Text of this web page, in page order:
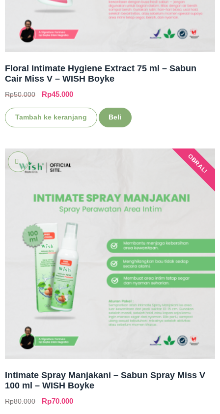
Floral Intimate Hygiene Extract 75 ml – Sabun
Cair Miss V – WISH Boyke
Rp50.000 Rp45.000
Tambah ke keranjang Beli
Intimate Spray Manjakani – Sabun Spray Miss V
100 ml – WISH Boyke
OBRAL!
Rp80.000 Rp70.000